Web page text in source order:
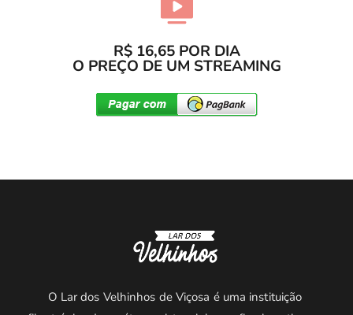
R$ 16,65 POR DIA
O PREÇO DE UM STREAMING
O Lar dos Velhinhos de Viçosa é uma instituição